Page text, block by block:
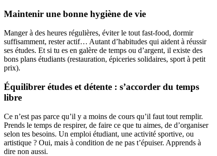
Maintenir une bonne hygiène de vie
Manger à des heures régulières, éviter le tout fast-food, dormir
suffisamment, rester actif… Autant d’habitudes qui aident à réussir
ses études. Et si tu es en galère de temps ou d’argent, il existe des
bons plans étudiants (restauration, épiceries solidaires, sport à petit
prix).
Équilibrer études et détente : s’accorder du temps
libre
Ce n’est pas parce qu’il y a moins de cours qu’il faut tout remplir.
Prends le temps de respirer, de faire ce que tu aimes, de d’organiser
selon tes besoins. Un emploi étudiant, une activité sportive, ou
artistique ? Oui, mais à condition de ne pas t’épuiser. Apprends à
dire non aussi.